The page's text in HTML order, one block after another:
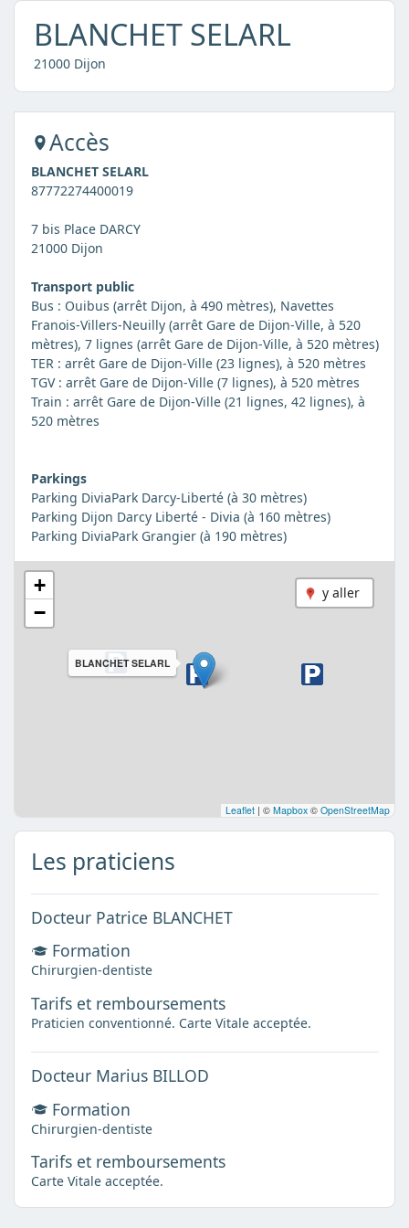
BLANCHET SELARL
21000 Dijon
Accès
BLANCHET SELARL
87772274400019
7 bis Place DARCY
21000 Dijon
Transport public
Bus : Ouibus (arrêt Dijon, à 490 mètres), Navettes
Franois-Villers-Neuilly (arrêt Gare de Dijon-Ville, à 520
mètres), 7 lignes (arrêt Gare de Dijon-Ville, à 520 mètres)
TER : arrêt Gare de Dijon-Ville (23 lignes), à 520 mètres
TGV : arrêt Gare de Dijon-Ville (7 lignes), à 520 mètres
Train : arrêt Gare de Dijon-Ville (21 lignes, 42 lignes), à
520 mètres
Parkings
Parking DiviaPark Darcy-Liberté (à 30 mètres)
Parking Dijon Darcy Liberté - Divia (à 160 mètres)
Parking DiviaPark Grangier (à 190 mètres)
y aller
BLANCHET SELARL
+
−
Leaflet | © Mapbox © OpenStreetMap
Les praticiens
Docteur Patrice BLANCHET
Formation
Chirurgien-dentiste
Tarifs et remboursements
Praticien conventionné. Carte Vitale acceptée.
Docteur Marius BILLOD
Formation
Chirurgien-dentiste
Tarifs et remboursements
Carte Vitale acceptée.